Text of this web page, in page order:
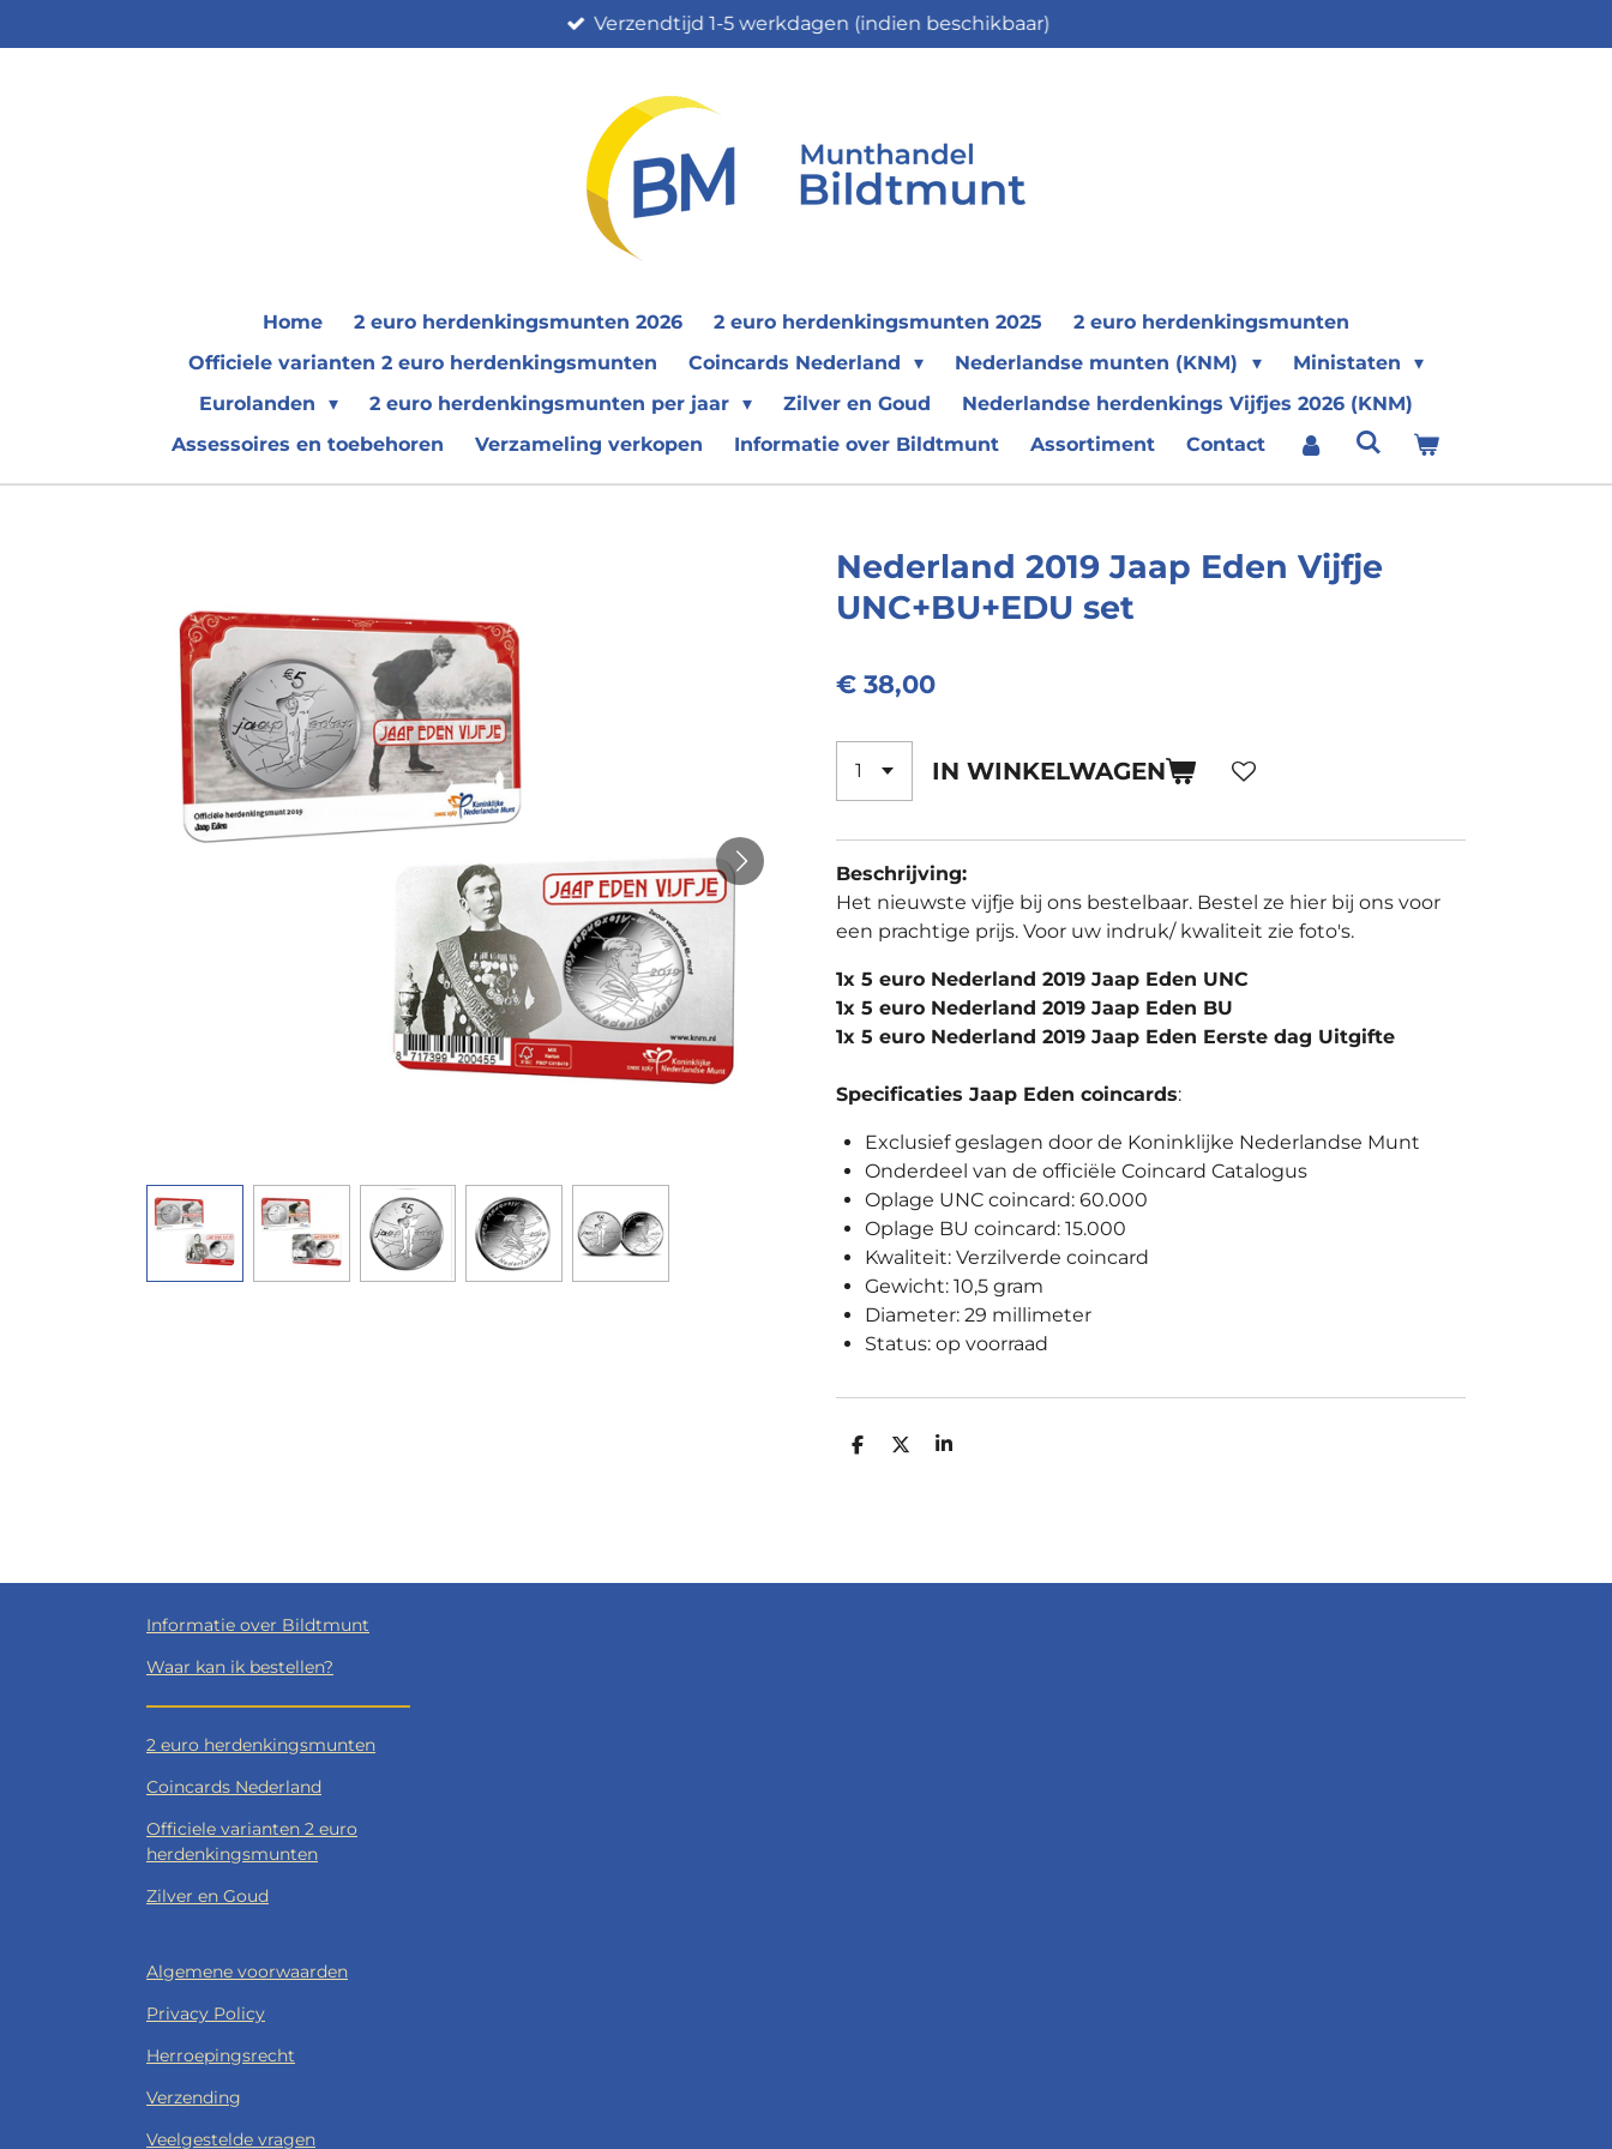
direct
Verzendtijd 1-5 werkdagen (indien beschikbaar)
Home 2 euro herdenkingsmunten 2026 2 euro herdenkingsmunten 2025
2 euro herdenkingsmunten
Officiele varianten 2 euro herdenkingsmunten
Coincards Nederland Nederlandse munten (KNM)
Ministaten
Eurolanden
2 euro herdenkingsmunten per jaar Zilver en Goud
Nederlandse herdenkings Vijfjes 2026 (KNM)
Assessoires en toebehoren
Verzameling verkopen Informatie over Bildtmunt Assortiment Contact
Nederland 2019 Jaap Eden Vijfje
UNC+BU+EDU set
€ 38,00
IN WINKELWAGEN
Beschrijving:
Het nieuwste vijfje bij ons bestelbaar. Bestel ze hier bij ons voor
een prachtige prijs. Voor uw indruk/ kwaliteit zie foto's.
1x 5 euro Nederland 2019 Jaap Eden UNC
1x 5 euro Nederland 2019 Jaap Eden BU
1x 5 euro Nederland 2019 Jaap Eden Eerste dag Uitgifte
Specificaties Jaap Eden coincards:
Exclusief geslagen door de Koninklijke Nederlandse Munt
Onderdeel van de officiële Coincard Catalogus
Oplage UNC coincard: 60.000
Oplage BU coincard: 15.000
Kwaliteit: Verzilverde coincard
Gewicht: 10,5 gram
Diameter: 29 millimeter
Status: op voorraad
D
D
S
Informatie over Bildtmunt
Waar kan ik bestellen?
2 euro herdenkingsmunten
Coincards Nederland
Officiele varianten 2 euro
herdenkingsmunten
Zilver en Goud
Algemene voorwaarden
Privacy Policy
Herroepingsrecht
Verzending
Veelgestelde vragen